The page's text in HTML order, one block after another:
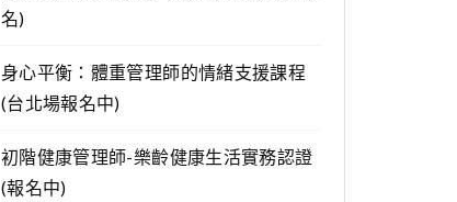
名)
身心平衡：體重管理師的情緒支援課程
(台北場報名中)
初階健康管理師-樂齡健康生活實務認證
(報名中)